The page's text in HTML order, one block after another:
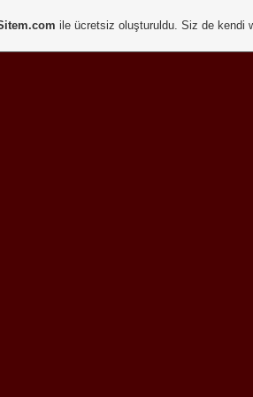
ile ücretsiz oluşturuldu. Siz de kendi